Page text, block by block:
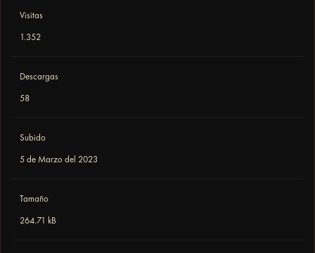
Visitas
1.352
Descargas
58
Subido
5 de Marzo del 2023
Tamaño
264.71 kB